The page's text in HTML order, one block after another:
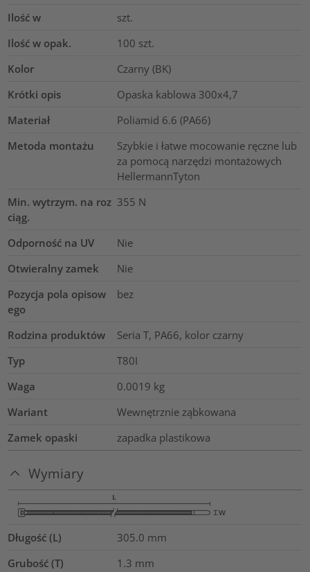
Ilość w
szt.
Ilość w opak.
100 szt.
Kolor
Czarny (BK)
Krótki opis
Opaska kablowa 300x4,7
Materiał
Poliamid 6.6 (PA66)
Metoda montażu
Szybkie i łatwe mocowanie ręczne lub
za pomocą narzędzi montażowych
HellermannTyton
Min. wytrzym. na roz
ciąg.
355 N
Odporność na UV
Nie
Otwieralny zamek
Nie
Pozycja pola opisow
ego
bez
Rodzina produktów
Seria T, PA66, kolor czarny
Typ
T80I
Waga
0.0019 kg
Wariant
Wewnętrznie ząbkowana
Zamek opaski
zapadka plastikowa
Wymiary
Długość (L) 305.0 mm
Grubość (T)
1.3 mm